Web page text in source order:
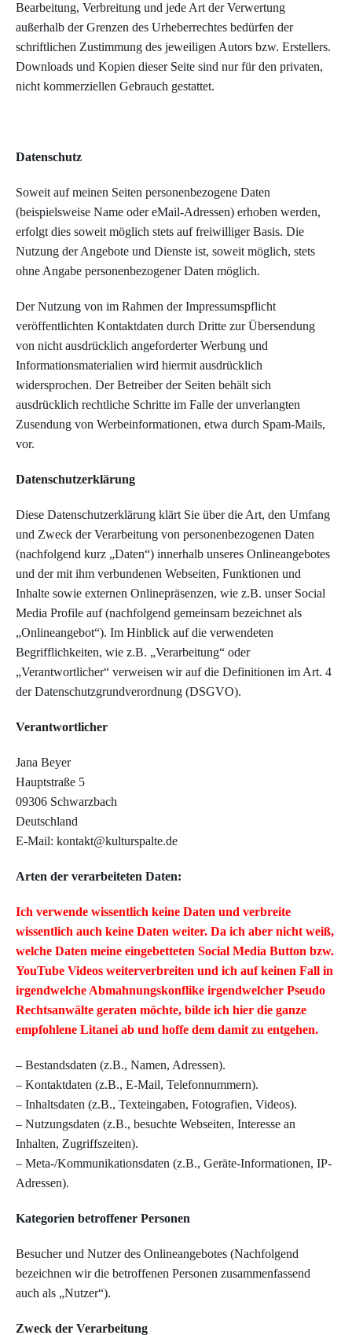
Bearbeitung, Verbreitung und jede Art der Verwertung
außerhalb der Grenzen des Urheberrechtes bedürfen der
schriftlichen Zustimmung des jeweiligen Autors bzw. Erstellers.
Downloads und Kopien dieser Seite sind nur für den privaten,
nicht kommerziellen Gebrauch gestattet.
Datenschutz
Soweit auf meinen Seiten personenbezogene Daten
(beispielsweise Name oder eMail-Adressen) erhoben werden,
erfolgt dies soweit möglich stets auf freiwilliger Basis. Die
Nutzung der Angebote und Dienste ist, soweit möglich, stets
ohne Angabe personenbezogener Daten möglich.
Der Nutzung von im Rahmen der Impressumspflicht
veröffentlichten Kontaktdaten durch Dritte zur Übersendung
von nicht ausdrücklich angeforderter Werbung und
Informationsmaterialien wird hiermit ausdrücklich
widersprochen. Der Betreiber der Seiten behält sich
ausdrücklich rechtliche Schritte im Falle der unverlangten
Zusendung von Werbeinformationen, etwa durch Spam-Mails,
vor.
Datenschutzerklärung
Diese Datenschutzerklärung klärt Sie über die Art, den Umfang
und Zweck der Verarbeitung von personenbezogenen Daten
(nachfolgend kurz „Daten“) innerhalb unseres Onlineangebotes
und der mit ihm verbundenen Webseiten, Funktionen und
Inhalte sowie externen Onlinepräsenzen, wie z.B. unser Social
Media Profile auf (nachfolgend gemeinsam bezeichnet als
„Onlineangebot“). Im Hinblick auf die verwendeten
Begrifflichkeiten, wie z.B. „Verarbeitung“ oder
„Verantwortlicher“ verweisen wir auf die Definitionen im Art. 4
der Datenschutzgrundverordnung (DSGVO).
Verantwortlicher
Jana Beyer
Hauptstraße 5
09306 Schwarzbach
Deutschland
E-Mail: kontakt@kulturspalte.de
Arten der verarbeiteten Daten:
Ich verwende wissentlich keine Daten und verbreite
wissentlich auch keine Daten weiter. Da ich aber nicht weiß,
welche Daten meine eingebetteten Social Media Button bzw.
YouTube Videos weiterverbreiten und ich auf keinen Fall in
irgendwelche Abmahnungskonflike irgendwelcher Pseudo
Rechtsanwälte geraten möchte, bilde ich hier die ganze
empfohlene Litanei ab und hoffe dem damit zu entgehen.
– Bestandsdaten (z.B., Namen, Adressen).
– Kontaktdaten (z.B., E-Mail, Telefonnummern).
– Inhaltsdaten (z.B., Texteingaben, Fotografien, Videos).
– Nutzungsdaten (z.B., besuchte Webseiten, Interesse an
Inhalten, Zugriffszeiten).
– Meta-/Kommunikationsdaten (z.B., Geräte-Informationen, IP-
Adressen).
Kategorien betroffener Personen
Besucher und Nutzer des Onlineangebotes (Nachfolgend
bezeichnen wir die betroffenen Personen zusammenfassend
auch als „Nutzer“).
Zweck der Verarbeitung